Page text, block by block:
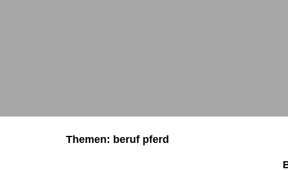
Themen: beruf pferd